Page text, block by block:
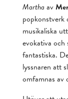
Marthaav
popkonstverk
musikaliska
evokativa och
fantastiska.
lyssnaren att
omfamnas av